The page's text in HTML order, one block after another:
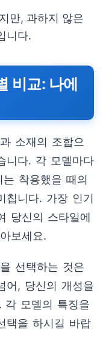
만, 과하지 않은
니다.
비교: 나에
소재의 조합으
니다. 각 모델마다
착용했을 때의
칩니다. 가장 인기
당신의 스타일에
보세요.
선택하는 것은
어, 당신의 개성을
각 모델의 특징을
택을 하시길 바랍